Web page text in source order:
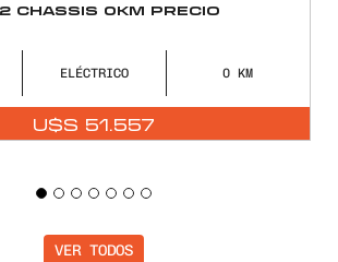
CHASSIS 0KM PRECIO
ELÉCTRICO 0
U$S 51.557
VER TODOS